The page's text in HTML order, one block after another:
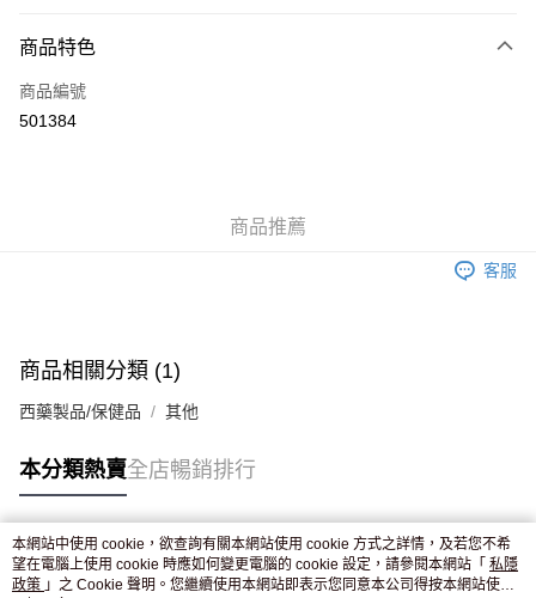
信用卡
Apple Pay
商品特色
商品編號
501384
商品推薦
客服
商品相關分類 (1)
西藥製品/保健品 其他
本分類熱賣全店暢銷排行
熱門標籤
本網站中使用 cookie，欲查詢有關本網站使用 cookie 方式之詳情，及若您不希
望在電腦上使用 cookie 時應如何變更電腦的 cookie 設定，請參閱本網站「 私隱
政策 」之 Cookie 聲明。您繼續使用本網站即表示您同意本公司得按本網站使用